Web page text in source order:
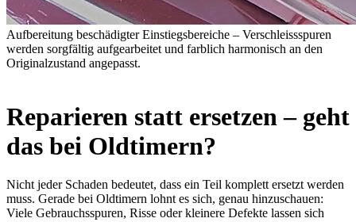
Aufbereitung beschädigter Einstiegsbereiche – Verschleissspuren
werden sorgfältig aufgearbeitet und farblich harmonisch an den
Originalzustand angepasst.
Reparieren statt ersetzen – geht
das bei Oldtimern?
Nicht jeder Schaden bedeutet, dass ein Teil komplett ersetzt werden
muss. Gerade bei Oldtimern lohnt es sich, genau hinzuschauen:
Viele Gebrauchsspuren, Risse oder kleinere Defekte lassen sich